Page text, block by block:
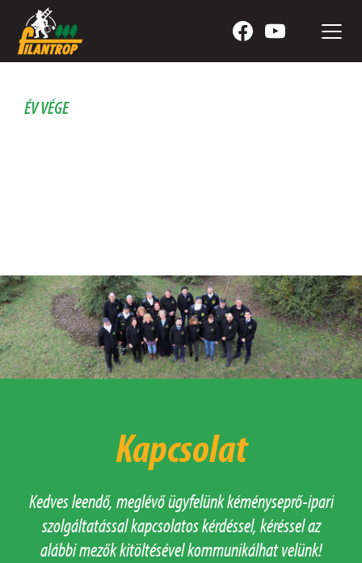
ÉV VÉGE
Kapcsolat
Kedves leendő, meglévő ügyfelünk kéményseprő-ipari
szolgáltatással kapcsolatos kérdéssel, kéréssel az
alábbi mezők kitöltésével kommunikálhat velünk!